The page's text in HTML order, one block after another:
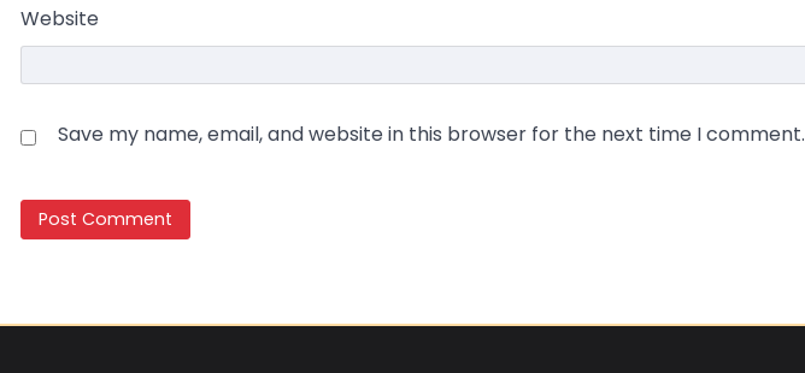
Website
Save my name, email, and website in this browser for the next time I comment.